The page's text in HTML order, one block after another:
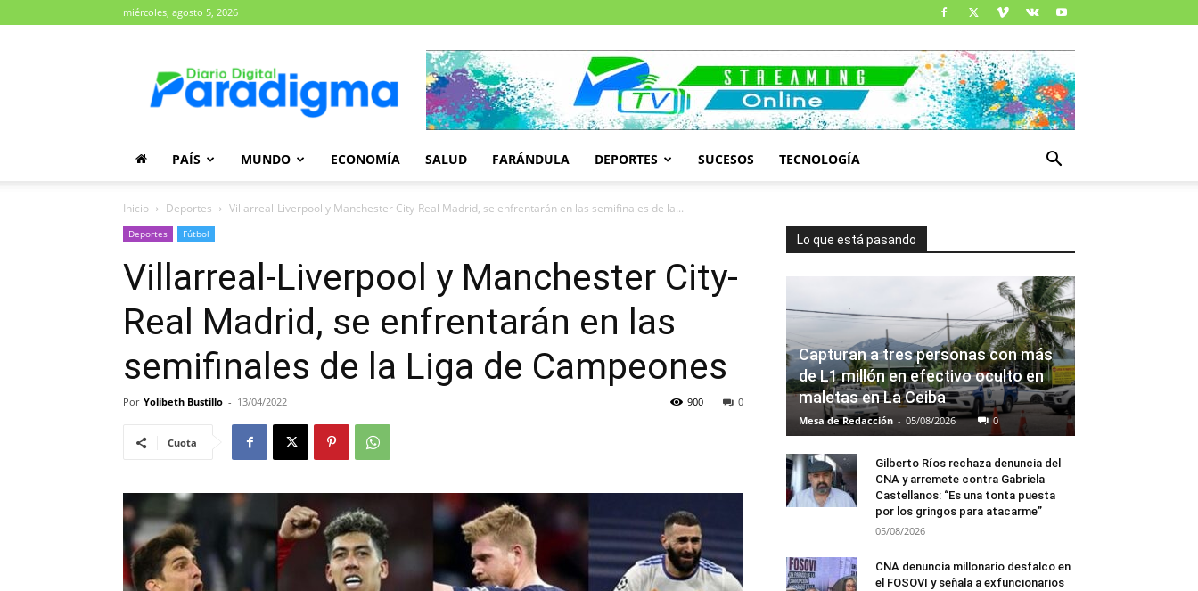
miércoles, agosto 5, 2026
Paradigma
PAÍS MUNDO ECONOMÍA SALUD FARÁNDULA DEPORTES SUCESOS TECNOLOGÍA
Inicio Deportes Villarreal-Liverpool y Manchester City-Real Madrid, se enfrentarán en las semifinales de la...
Deportes Fútbol
Villarreal-Liverpool y Manchester City-
Real Madrid, se enfrentarán en las
semifinales de la Liga de Campeones
Por Yolibeth Bustillo - 13/04/2022 0
900
Cuota
Lo que está pasando
Capturan a tres personas con más
de L1 millón en efectivo oculto en
maletas en La Ceiba
Mesa de Redacción - 05/08/2026 0
Gilberto Ríos rechaza denuncia del
CNA y arremete contra Gabriela
Castellanos: “Es una tonta puesta
por los gringos para atacarme”
05/08/2026
CNA denuncia millonario desfalco en
el FOSOVI y señala a exfuncionarios